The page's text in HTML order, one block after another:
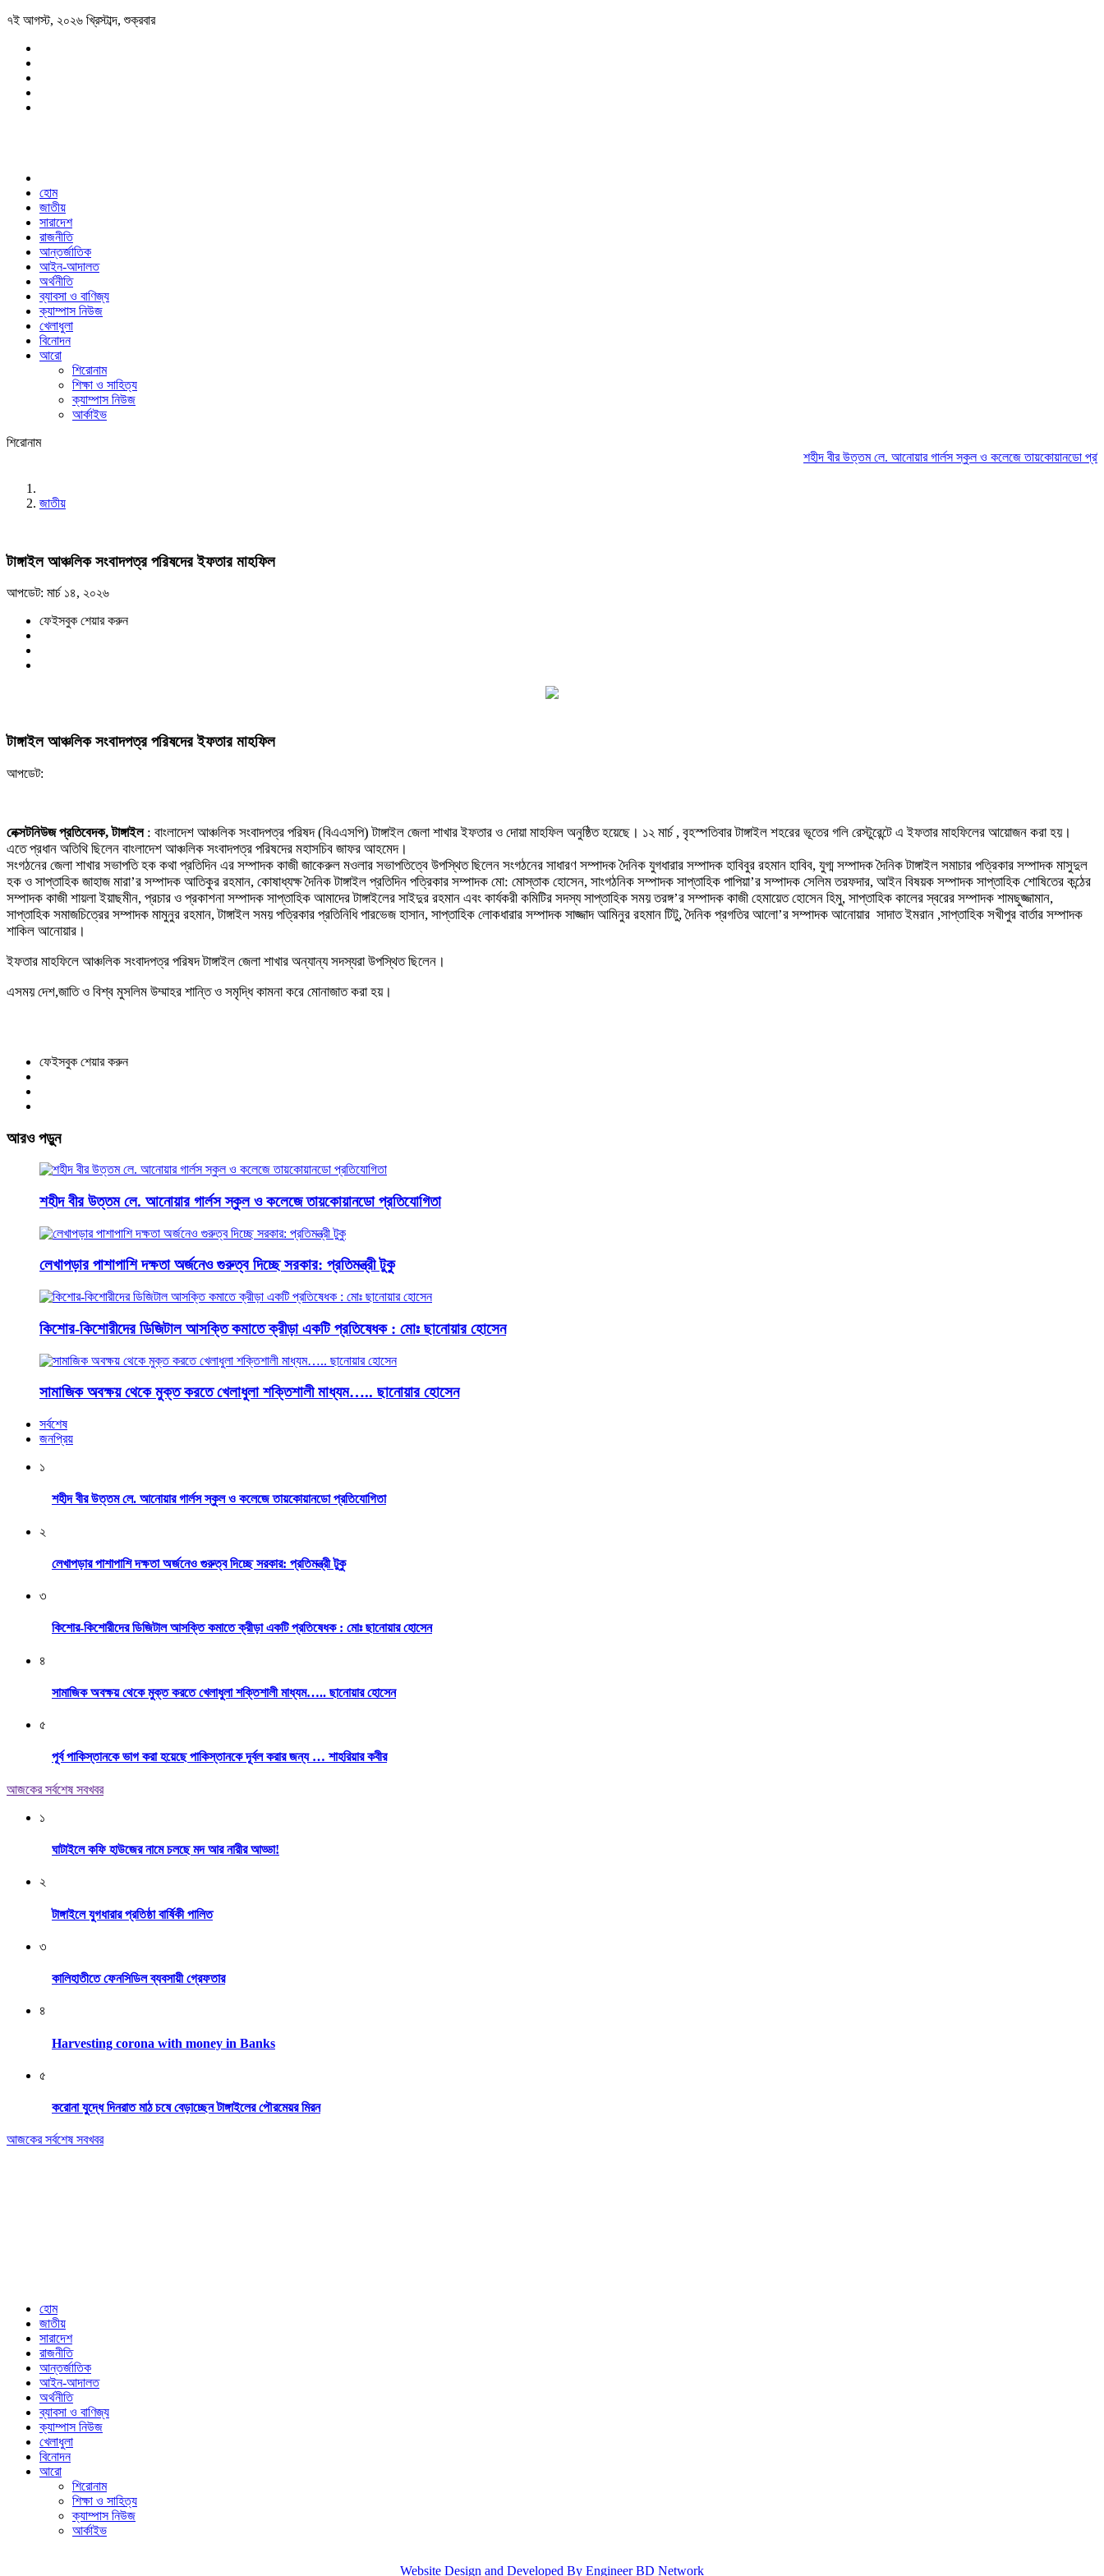
৭ই আগস্ট, ২০২৬ খ্রিস্টাব্দ, শুক্রবার
হোম
জাতীয়
সারাদেশ
রাজনীতি
আন্তর্জাতিক
আইন-আদালত
অর্থনীতি
ব্যাবসা ও বাণিজ্য
ক্যাম্পাস নিউজ
খেলাধুলা
বিনোদন
আরো
শিরোনাম
শিক্ষা ও সাহিত্য
ক্যাম্পাস নিউজ
আর্কাইভ
শিরোনাম
শহীদ বীর উত্তম লে. আনোয়ার গার্লস স্কুল ও কলেজে তায়কোয়ানডো
জাতীয়
টাঙ্গাইল আঞ্চলিক সংবাদপত্র পরিষদের ইফতার মাহফিল
আপডেট: মার্চ ১৪, ২০২৬
ফেইসবুক শেয়ার করুন
টাঙ্গাইল আঞ্চলিক সংবাদপত্র পরিষদের ইফতার মাহফিল
আপডেট:
নেক্সটনিউজ প্রতিবেদক, টাঙ্গাইল: বাংলাদেশ আঞ্চলিক সংবাদপত্র পরিষদ (বিএএসপি) টাঙ্গাইল জেলা শাখার ইফতার ও দোয়া মাহফিল অনুষ্ঠিত হয়েছে। ১২ মার্চ , বৃহস্পতিবার টাঙ্গাইল শহরের ভূতের গলি রেস্টুরেন্টে এ ইফতার মাহফিলের আয়োজন করা হয়।
এতে প্রধান অতিথি ছিলেন বাংলাদেশ আঞ্চলিক সংবাদপত্র পরিষদের মহাসচিব জাফর আহমেদ।
সংগঠনের জেলা শাখার সভাপতি হক কথা প্রতিদিন এর সম্পাদক কাজী জাকেরুল মওলার সভাপতিত্বে উপস্থিত ছিলেন সংগঠনের সাধারণ সম্পাদক দৈনিক যুগধারার সম্পাদক হাবিবুর রহমান হাবিব, যুগ্ম সম্পাদক দৈনিক টাঙ্গাইল সমাচার পত্রিকার সম্পাদক মাসুদুল
হক ও সাপ্তাহিক জাহাজ মারা’র সম্পাদক আতিকুর রহমান, কোষাধ্যক্ষ দৈনিক টাঙ্গাইল প্রতিদিন পত্রিকার সম্পাদক মো: মোস্তাক হোসেন, সাংগঠনিক সম্পাদক সাপ্তাহিক পাপিয়া’র সম্পাদক সেলিম তরফদার, আইন বিষয়ক সম্পাদক সাপ্তাহিক শোষিতের কন্ঠের
সম্পাদক কাজী শায়লা ইয়াছমীন, প্রচার ও প্রকাশনা সম্পাদক সাপ্তাহিক আমাদের টাঙ্গাইলের সাইদুর রহমান এবং কার্যকরী কমিটির সদস্য সাপ্তাহিক সময় তরঙ্গ’র সম্পাদক কাজী হেমায়েত হোসেন হিমু, সাপ্তাহিক কালের স্বরের সম্পাদক শামছুজ্জামান,
সাপ্তাহিক সমাজচিত্রের সম্পাদক মামুনুর রহমান, টাঙ্গাইল সময় পত্রিকার প্রতিনিধি পারভেজ হাসান, সাপ্তাহিক লোকধারার সম্পাদক সাজ্জাদ আমিনুর রহমান টিটু, দৈনিক প্রগতির আলো’র সম্পাদক আনোয়ার সাদাত ইমরান ,সাপ্তাহিক সখীপুর বার্তার সম্পাদক
শাকিল আনোয়ার।
ইফতার মাহফিলে আঞ্চলিক সংবাদপত্র পরিষদ টাঙ্গাইল জেলা শাখার অন্যান্য সদস্যরা উপস্থিত ছিলেন।
এসময় দেশ,জাতি ও বিশ্ব মুসলিম উম্মাহর শান্তি ও সমৃদ্ধি কামনা করে মোনাজাত করা হয়।
ফেইসবুক শেয়ার করুন
আরও পড়ুন
শহীদ বীর উত্তম লে. আনোয়ার গার্লস স্কুল ও কলেজে তায়কোয়ানডো প্রতিযোগিতা
লেখাপড়ার পাশাপাশি দক্ষতা অর্জনেও গুরুত্ব দিচ্ছে সরকার: প্রতিমন্ত্রী টুকু
কিশোর-কিশোরীদের ডিজিটাল আসক্তি কমাতে ক্রীড়া একটি প্রতিষেধক : মোঃ ছানোয়ার হোসেন
সামাজিক অবক্ষয় থেকে মুক্ত করতে খেলাধুলা শক্তিশালী মাধ্যম….. ছানোয়ার হোসেন
সর্বশেষ
জনপ্রিয়
১
শহীদ বীর উত্তম লে. আনোয়ার গার্লস স্কুল ও কলেজে তায়কোয়ানডো প্রতিযোগিতা
২
লেখাপড়ার পাশাপাশি দক্ষতা অর্জনেও গুরুত্ব দিচ্ছে সরকার: প্রতিমন্ত্রী টুকু
৩
কিশোর-কিশোরীদের ডিজিটাল আসক্তি কমাতে ক্রীড়া একটি প্রতিষেধক : মোঃ ছানোয়ার হোসেন
৪
সামাজিক অবক্ষয় থেকে মুক্ত করতে খেলাধুলা শক্তিশালী মাধ্যম….. ছানোয়ার হোসেন
৫
পূর্ব পাকিস্তানকে ভাগ করা হয়েছে পাকিস্তানকে দূর্বল করার জন্য … শাহরিয়ার কবীর
আজকের সর্বশেষ সবখবর
১
ঘাটাইলে কফি হাউজের নামে চলছে মদ আর নারীর আড্ডা!
২
টাঙ্গাইলে যুগধারার প্রতিষ্ঠা বার্ষিকী পালিত
৩
কালিহাতীতে ফেনসিডিল ব্যবসায়ী গ্রেফতার
৪
Harvesting corona with money in Banks
৫
করোনা যুদ্ধে দিনরাত মাঠ চষে বেড়াচ্ছেন টাঙ্গাইলের পৌরমেয়র মিরন
আজকের সর্বশেষ সবখবর
হোম
জাতীয়
সারাদেশ
রাজনীতি
আন্তর্জাতিক
আইন-আদালত
অর্থনীতি
ব্যাবসা ও বাণিজ্য
ক্যাম্পাস নিউজ
খেলাধুলা
বিনোদন
আরো
শিরোনাম
শিক্ষা ও সাহিত্য
ক্যাম্পাস নিউজ
আর্কাইভ
Website Design and Developed By Engineer BD Network